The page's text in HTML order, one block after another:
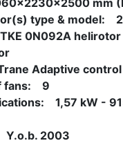
mm
type & model:
0N092A helirotor
Trane Adaptive control
9
1,57 kW -
Y.o.b. 2003